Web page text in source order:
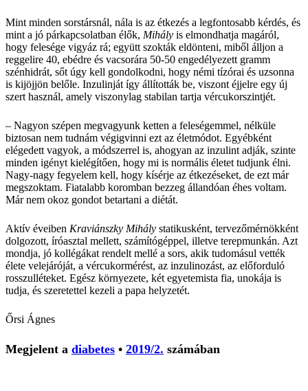
Mint minden sorstársnál, nála is az étkezés a legfontosabb kérdés, és
mint a jó párkapcsolatban élők, Mihály is elmondhatja magáról,
hogy felesége vigyáz rá; együtt szokták eldönteni, miből álljon a
reggelire 40, ebédre és vacsorára 50-50 engedélyezett gramm
szénhidrát, sőt úgy kell gondolkodni, hogy némi tízórai és uzsonna
is kijöjjön belőle. Inzulinját így állították be, viszont éjjelre egy új
szert használ, amely viszonylag stabilan tartja vércukorszintjét.
– Nagyon szépen megvagyunk ketten a feleségemmel, nélküle
biztosan nem tudnám végigvinni ezt az életmódot. Egyébként
elégedett vagyok, a módszerrel is, ahogyan az inzulint adják, szinte
minden igényt kielégítően, hogy mi is normális életet tudjunk élni.
Nagy-nagy fegyelem kell, hogy kísérje az étkezéseket, de ezt már
megszoktam. Fiatalabb koromban bezzeg állandóan éhes voltam.
Már nem okoz gondot betartani a diétát.
Aktív éveiben Kraviánszky Mihály statikusként, tervezőmérnökként
dolgozott, íróasztal mellett, számítógéppel, illetve terepmunkán. Azt
mondja, jó kollégákat rendelt mellé a sors, akik tudomásul vették
élete velejáróját, a vércukormérést, az inzulinozást, az előforduló
rosszulléteket. Egész környezete, két egyetemista fia, unokája is
tudja, és szeretettel kezeli a papa helyzetét.
Őrsi Ágnes
Megjelent a diabetes • 2019/2. számában